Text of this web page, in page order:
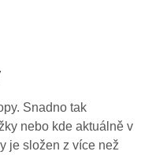
Snadno tak
nebo kde aktuálně v
je složen z více než